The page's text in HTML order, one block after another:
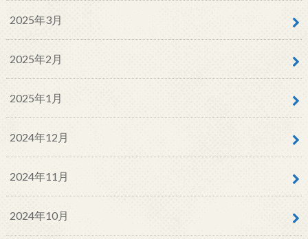
2025年3月
2025年2月
2025年1月
2024年12月
2024年11月
2024年10月